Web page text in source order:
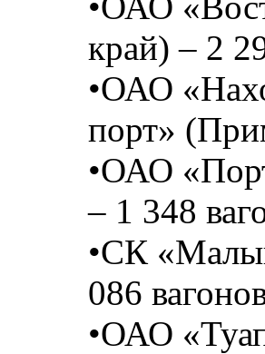
край) – 2
•ОАО
порт»
•ОАО
– 1 348
•СК
086
•ОАО